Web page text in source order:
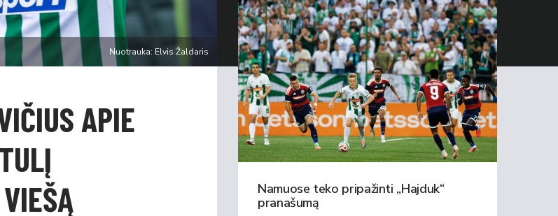
Nuotrauka: Elvis Žaldaris
APIE
Namuose teko pripažinti „Hajduk“
pranašumą